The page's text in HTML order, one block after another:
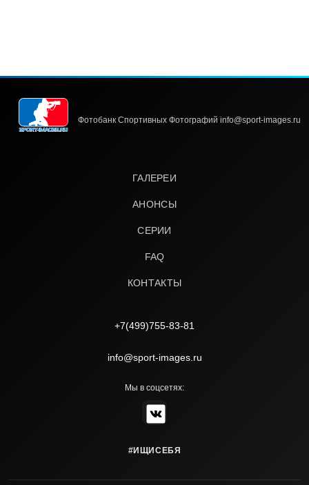
Фотобанк Спортивных Фотографий info@sport-images.ru
ГАЛЕРЕИ
АНОНСЫ
СЕРИИ
FAQ
КОНТАКТЫ
+7(499)755-83-81
info@sport-images.ru
Мы в соцсетях:
#ИЩИСЕБЯ